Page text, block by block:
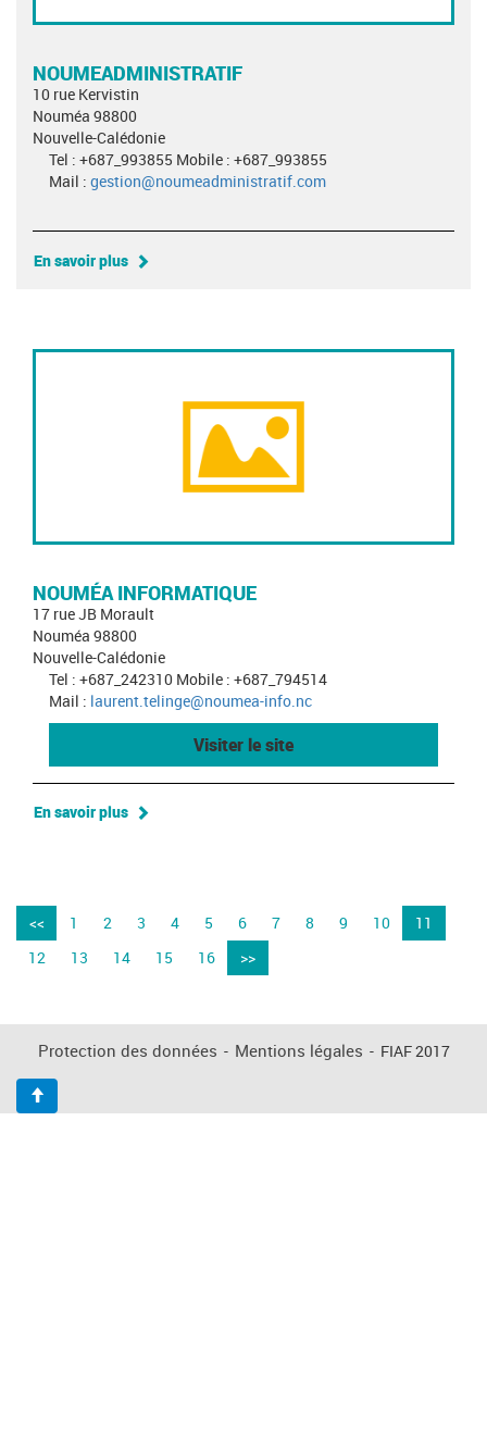
NOUMEADMINISTRATIF
10 rue Kervistin
Nouméa 98800
Nouvelle-Calédonie
Tel : +687_993855 Mobile : +687_993855
Mail : gestion@noumeadministratif.com
En savoir plus
NOUMÉA INFORMATIQUE
17 rue JB Morault
Nouméa 98800
Nouvelle-Calédonie
Tel : +687_242310 Mobile : +687_794514
Mail : laurent.telinge@noumea-info.nc
Visiter le site
En savoir plus
<< 1 2 3 4 5 6 7 8 9 10
11
12
13 14 15 16 >>
Protection des données - Mentions légales - FIAF 2017